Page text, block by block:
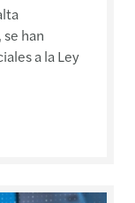
han
a la Ley